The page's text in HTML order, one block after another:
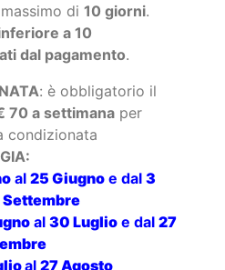
di 10 giorni.
a 10
dal pagamento.
: è obbligatorio il
70 a settimana per
condizionata
al 25 Giugno e dal 3
Settembre
al 30 Luglio e dal 27
al 27 Agosto